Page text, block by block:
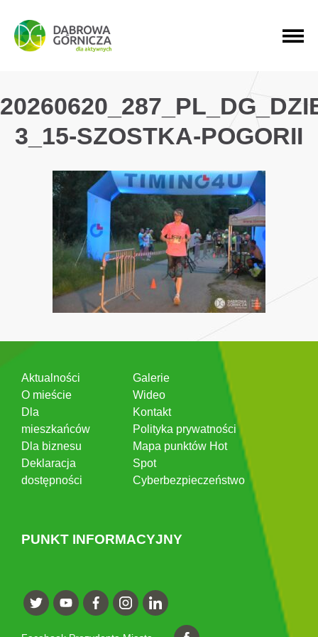
PRZEJDŹ DO MENU GŁÓWNEGO
PRZEJDŹ DO WYSZUKIWARKI
PRZEJDŹ DO TREŚCI
3_15-SZOSTKA-POGORII
Aktualności
O mieście
Dla
mieszkańców
Dla biznesu
Deklaracja
dostępności
Galerie
Wideo
Kontakt
Polityka prywatności
Mapa punktów Hot
Spot
Cyberbezpieczeństwo
PUNKT INFORMACYJNY